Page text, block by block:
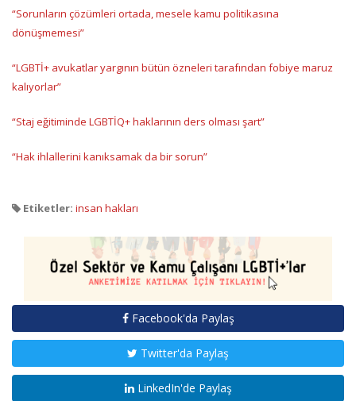
“Sorunların çözümleri ortada, mesele kamu politikasına
dönüşmemesi”
“LGBTİ+ avukatlar yargının bütün özneleri tarafından fobiye maruz
kalıyorlar”
“Staj eğitiminde LGBTİQ+ haklarının ders olması şart”
“Hak ihlallerini kanıksamak da bir sorun”
Etiketler: insan hakları
Facebook'da Paylaş
Twitter'da Paylaş
LinkedIn'de Paylaş